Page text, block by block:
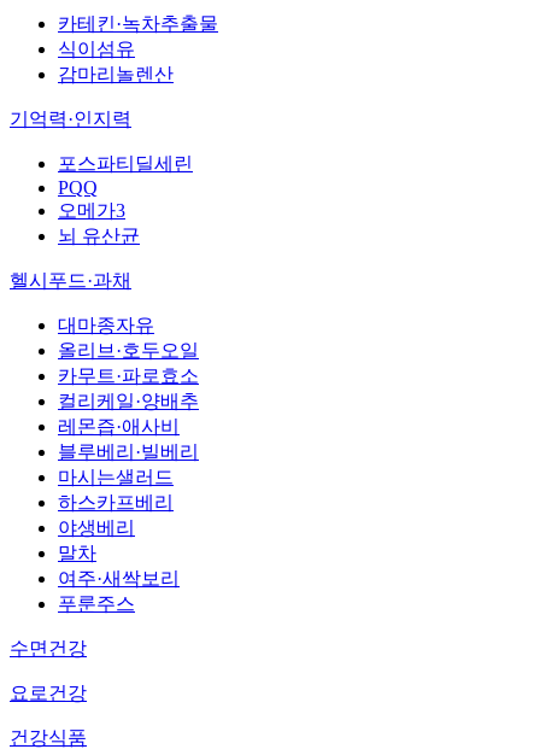
카테킨·녹차추출물
식이섬유
감마리놀렌산
기억력·인지력
포스파티딜세린
PQQ
오메가3
뇌 유산균
헬시푸드·과채
대마종자유
올리브·호두오일
카무트·파로효소
컬리케일·양배추
레몬즙·애사비
블루베리·빌베리
마시는샐러드
하스카프베리
야생베리
말차
여주·새싹보리
푸룬주스
수면건강
요로건강
건강식품